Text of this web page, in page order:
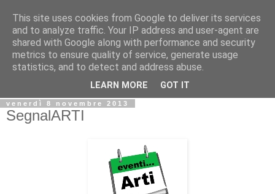
Biblio@rti in
Il Blog della Biblioteca di Area delle arti per condividere
informazioni iniziative incontri
venerdì 8 novembre 2013
SegnalARTI
This site uses cookies from Google to deliver its services
and to analyze traffic. Your IP address and user-agent are
shared with Google along with performance and security
metrics to ensure quality of service, generate usage
statistics, and to detect and address abuse.
LEARN MORE GOT IT